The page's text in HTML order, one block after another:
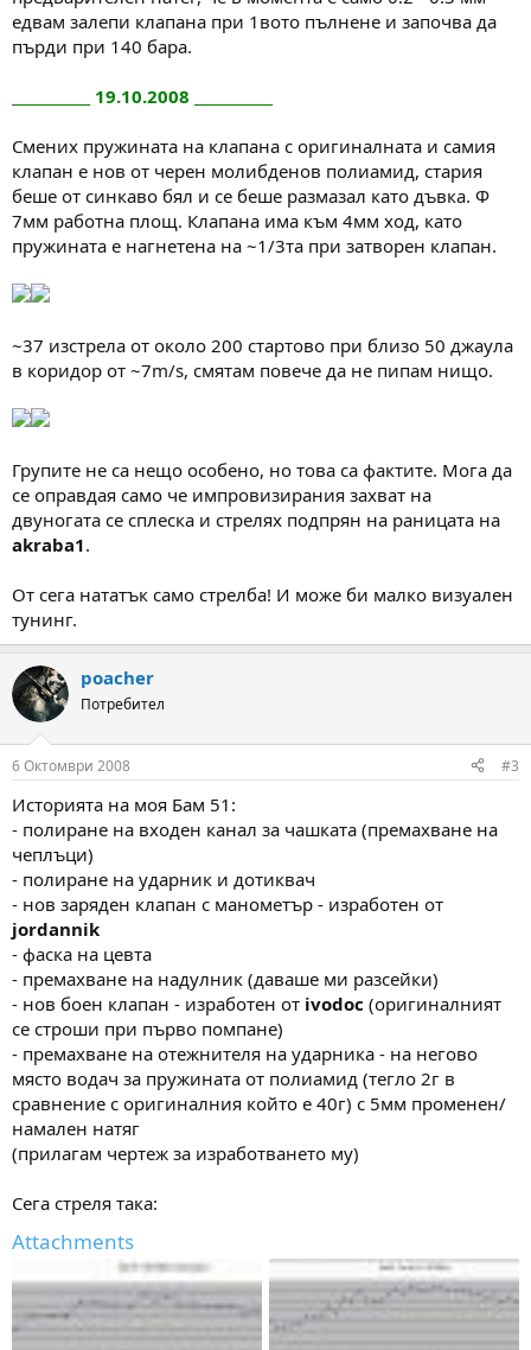
едвам залепи клапана при 1вото пълнене и започва да
пърди при 140 бара.
___________ 19.10.2008 ___________
Смених пружината на клапана с оригиналната и самия
клапан е нов от черен молибденов полиамид, стария
беше от синкаво бял и се беше размазал като дъвка. Ф
7мм работна площ. Клапана има към 4мм ход, като
пружината е нагнетена на ~1/3та при затворен клапан.
~37 изстрела от около 200 стартово при близо 50 джаула
в коридор от ~7m/s, смятам повече да не пипам нищо.
Групите не са нещо особено, но това са фактите. Мога да
се оправдая само че импровизирания захват на
двуногата се сплеска и стрелях подпрян на раницата на
akraba1.
От сега нататък само стрелба! И може би малко визуален
тунинг.
poacher
Потребител
6 Октомври 2008 #3
Историята на моя Бам 51:
- полиране на входен канал за чашката (премахване на
чеплъци)
- полиране на ударник и дотиквач
- нов заряден клапан с манометър - изработен от
jordannik
- фаска на цевта
- премахване на надулник (даваше ми разсейки)
- нов боен клапан - изработен от ivodoc (оригиналният
се строши при първо помпане)
- премахване на отежнителя на ударника - на негово
място водач за пружината от полиамид (тегло 2г в
сравнение с оригиналния който е 40г) с 5мм променен/
намален натяг
(прилагам чертеж за изработването му)
Сега стреля така:
Attachments